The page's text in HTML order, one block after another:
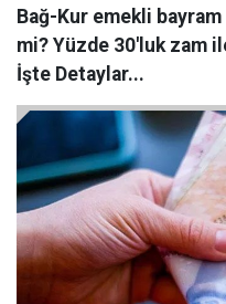
Bağ-Kur emekli
mi? Yüzde 30'luk zam
İşte Detaylar...